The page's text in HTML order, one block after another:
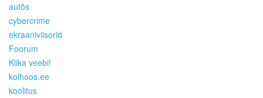
autõs
cybercrime
ekraaniviisorid
Foorum
Kiika veebi!
kolhoos.ee
koolitus